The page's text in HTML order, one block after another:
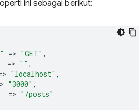
ini sebagai berikut:
=> "GET" ,
=> "" ,
> "localhost" ,
> "3000" ,
=> "/posts"